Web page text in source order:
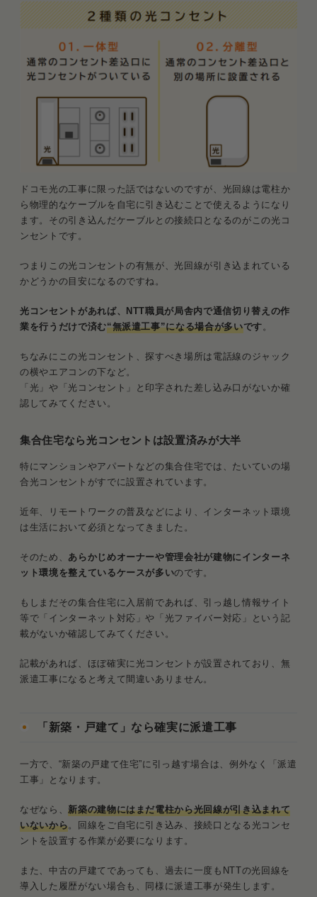
ドコモ光の工事に限った話ではないのですが、光回線は電柱か
ら物理的なケーブルを自宅に引き込むことで使えるようになり
ます。その引き込んだケーブルとの接続口となるのがこの光コ
ンセントです。
つまりこの光コンセントの有無が、光回線が引き込まれている
かどうかの目安になるのですね。
光コンセントがあれば、NTT職員が局舎内で通信切り替えの作
業を行うだけで済む“無派遣工事”になる場合が多いです。
ちなみにこの光コンセント、探すべき場所は電話線のジャック
の横やエアコンの下など。
「光」や「光コンセント」と印字された差し込み口がないか確
認してみてください。
集合住宅なら光コンセントは設置済みが大半
特にマンションやアパートなどの集合住宅では、たいていの場
合光コンセントがすでに設置されています。
近年、リモートワークの普及などにより、インターネット環境
は生活において必須となってきました。
そのため、 あらかじめオーナーや管理会社が建物にインターネ
ット環境を整えているケースが多いのです。
もしまだその集合住宅に入居前であれば、引っ越し情報サイト
等で「インターネット対応」や「光ファイバー対応」という記
載がないか確認してみてください。
記載があれば、ほぼ確実に光コンセントが設置されており、無
派遣工事になると考えて間違いありません。
「新築・戸建て」なら確実に派遣工事
一方で、“新築の戸建て住宅”に引っ越す場合は、例外なく「派遣
工事」となります。
なぜなら、新築の建物にはまだ電柱から光回線が引き込まれて
いないから。回線をご自宅に引き込み、接続口となる光コンセ
ントを設置する作業が必要になります。
また、中古の戸建てであっても、過去に一度もNTTの光回線を
導入した履歴がない場合も、同様に派遣工事が発生します。